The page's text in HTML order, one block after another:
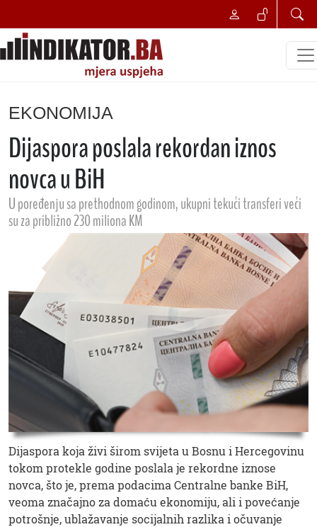
EKONOMIJA
Dijaspora poslala rekordan iznos
novca u BiH
U poređenju sa prethodnom godinom, ukupni tekući transferi veći
su za približno 230 miliona KM
Dijaspora koja živi širom svijeta u Bosnu i Hercegovinu
tokom protekle godine poslala je rekordne iznose
novca, što je, prema podacima Centralne banke BiH,
veoma značajno za domaću ekonomiju, ali i povećanje
potrošnje, ublažavanje socijalnih razlika i očuvanje